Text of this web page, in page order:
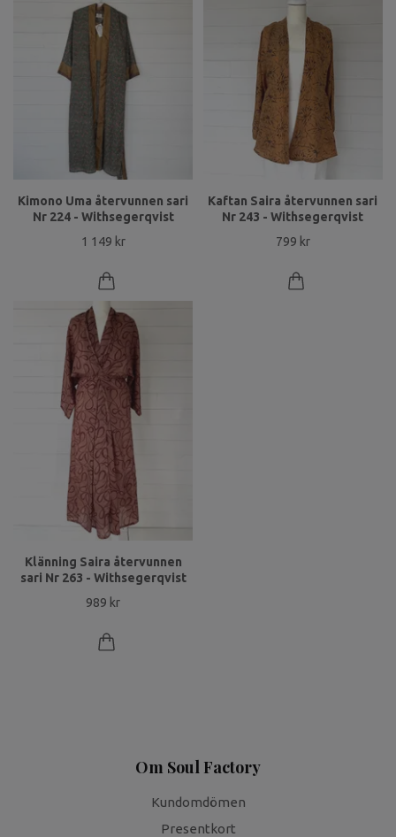
Kimono Uma återvunnen sari
Nr 224 - Withsegerqvist
1 149 kr
Kaftan Saira återvunnen sari
Nr 243 - Withsegerqvist
799 kr
Klänning Saira återvunnen
sari Nr 263 - Withsegerqvist
989 kr
Om Soul Factory
Kundomdömen
Presentkort